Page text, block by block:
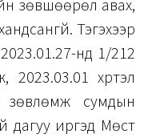
зөвшөөрөл авах,
Тэгэхээр
нд 1/212
хүртэл
зөвлөмж сумдын
дагуу иргэд Мөст